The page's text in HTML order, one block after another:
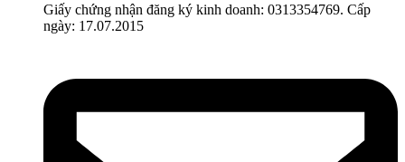
Giấy chứng nhận đăng ký kinh doanh: 0313354769. Cấp
ngày: 17.07.2015